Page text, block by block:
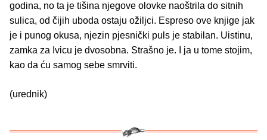
godina, no ta je tišina njegove olovke naoštrila do sitnih
sulica, od čijih uboda ostaju ožiljci. Espreso ove knjige jak
je i punog okusa, njezin pjesnički puls je stabilan. Uistinu,
zamka za Ivicu je dvosobna. Strašno je. I ja u tome stojim,
kao da ću samog sebe smrviti.
(urednik)